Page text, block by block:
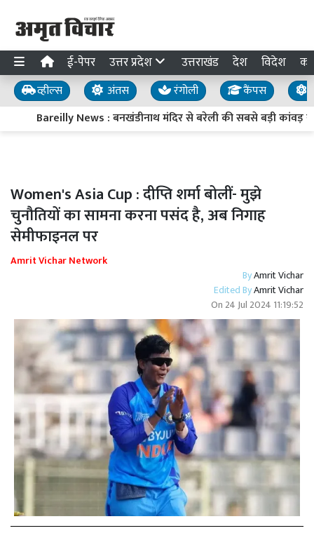
ई-पेपर उत्तर प्रदेश उत्तराखंड देश विदेश
व्हील्स अंतस रंगोली कैंपस
Bareilly News : बनखंडीनाथ मंदिर से बरेली की सबसे बड़ी कांवड़
Women's Asia Cup : दीप्ति शर्मा बोलीं- मुझे
चुनौतियों का सामना करना पसंद है, अब निगाह
सेमीफाइनल पर
Amrit Vichar Network
ByAmrit Vichar
Edited ByAmrit Vichar
On 24 Jul 2024 11:19:52